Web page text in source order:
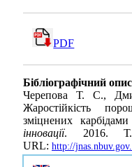
PDF
Бібліографічний
Черепова Т. С.,
Жаростійкість
зміцнених
інновації. 2016.
URL: http://